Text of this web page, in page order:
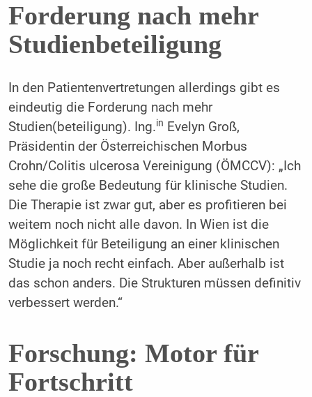
Forderung nach mehr
Studienbeteiligung
In den Patientenvertretungen allerdings gibt es
eindeutig die Forderung nach mehr
Studien(beteiligung). Ing.in Evelyn Groß,
Präsidentin der Österreichischen Morbus
Crohn/Colitis ulcerosa Vereinigung (ÖMCCV): „Ich
sehe die große Bedeutung für klinische Studien.
Die Therapie ist zwar gut, aber es profitieren bei
weitem noch nicht alle davon. In Wien ist die
Möglichkeit für Beteiligung an einer klinischen
Studie ja noch recht einfach. Aber außerhalb ist
das schon anders. Die Strukturen müssen definitiv
verbessert werden.“
Forschung: Motor für
Fortschritt